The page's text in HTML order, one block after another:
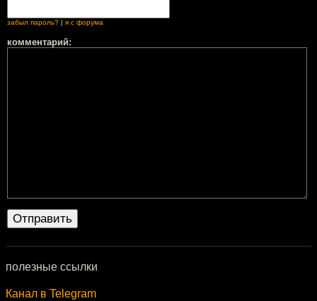
забыл пароль? | я с форума
комментарий:
полезные ссылки
Канал в Telegram